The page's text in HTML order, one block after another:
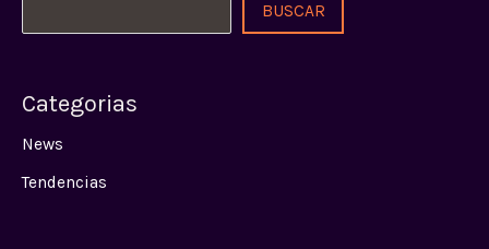
BUSCAR
Categorias
News
Tendencias